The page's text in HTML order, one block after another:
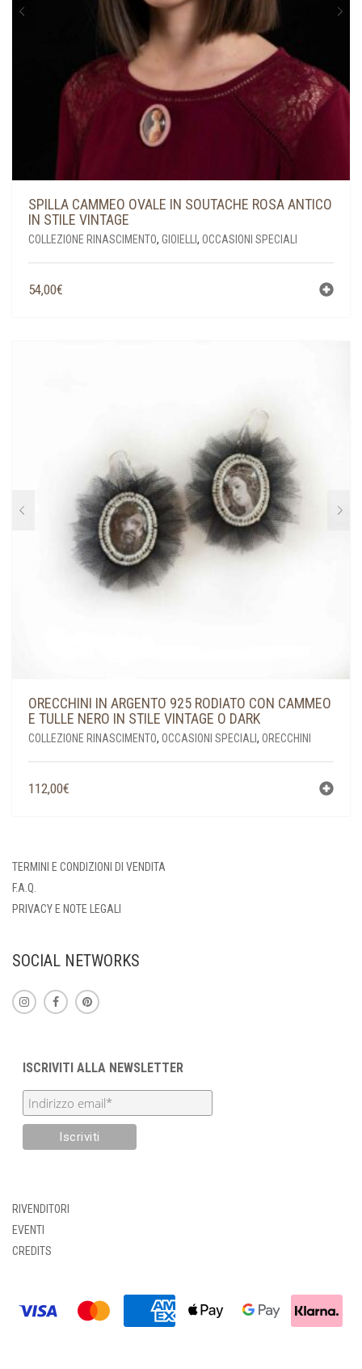
PRODOTTO
SPILLA CAMMEO OVALE IN SOUTACHE ROSA ANTICO
IN STILE VINTAGE
COLLEZIONE RINASCIMENTO, GIOIELLI , OCCASIONI SPECIALI
54,00€
ORECCHINI IN ARGENTO 925 RODIATO CON CAMMEO
E TULLE NERO IN STILE VINTAGE O DARK
COLLEZIONE RINASCIMENTO, OCCASIONI SPECIALI , ORECCHINI
112,00€
TERMINI E CONDIZIONI DI VENDITA
F.A.Q.
PRIVACY E NOTE LEGALI
SOCIAL NETWORKS
ISCRIVITI ALLA NEWSLETTER
RIVENDITORI
EVENTI
CREDITS